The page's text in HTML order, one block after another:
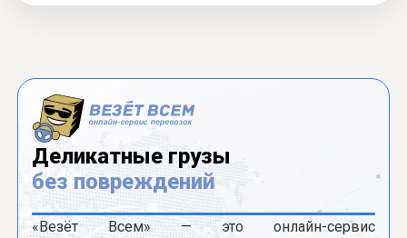
Деликатные грузы
без повреждений
«Везёт Всем» — это онлайн-сервис